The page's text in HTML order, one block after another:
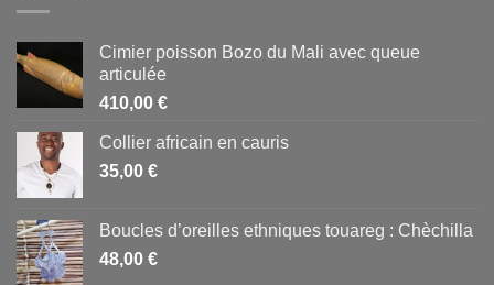
Cimier poisson Bozo du Mali avec queue
articulée
410,00 €
Collier africain en cauris
35,00 €
Boucles d’oreilles ethniques touareg : Chèchilla
48,00 €